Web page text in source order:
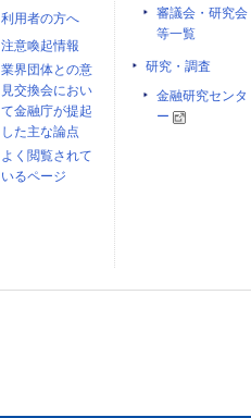
利用者の方へ
注意喚起情報
業界団体との意
見交換会におい
て金融庁が提起
した主な論点
よく閲覧されて
いるページ
審議会・研究会
等一覧
研究・調査
金融研究センタ
ー